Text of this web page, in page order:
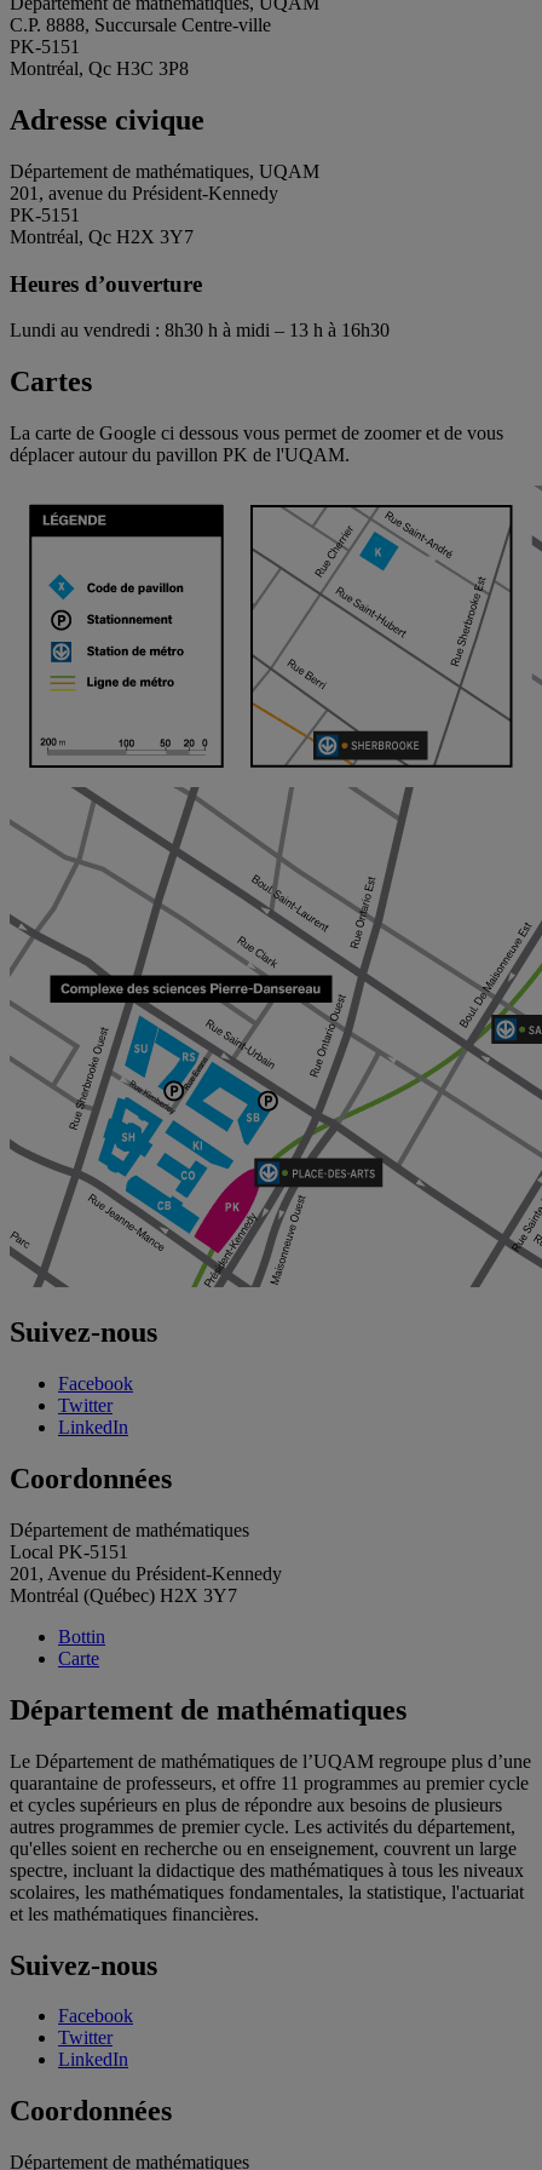
C.P. 8888, Succursale Centre-ville
PK-5151
Montréal, Qc H3C 3P8
Adresse civique
Département de mathématiques, UQAM
201, avenue du Président-Kennedy
PK-5151
Montréal, Qc H2X 3Y7
Heures d’ouverture
Lundi au vendredi : 8h30 h à midi – 13 h à 16h30
Cartes
La carte de Google ci dessous vous permet de zoomer et de vous
déplacer autour du pavillon PK de l'UQAM.
Suivez-nous
Facebook
Twitter
LinkedIn
Coordonnées
Département de mathématiques
Local PK-5151
201, Avenue du Président-Kennedy
Montréal (Québec) H2X 3Y7
Bottin
Carte
Département de mathématiques
Le Département de mathématiques de l’UQAM regroupe plus d’une
quarantaine de professeurs, et offre 11 programmes au premier cycle
et cycles supérieurs en plus de répondre aux besoins de plusieurs
autres programmes de premier cycle. Les activités du département,
qu'elles soient en recherche ou en enseignement, couvrent un large
spectre, incluant la didactique des mathématiques à tous les niveaux
scolaires, les mathématiques fondamentales, la statistique, l'actuariat
et les mathématiques financières.
Suivez-nous
Facebook
Twitter
LinkedIn
Coordonnées
Département de mathématiques